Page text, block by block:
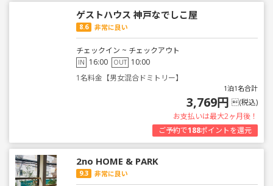
ゲストハウス 神戸なでしこ屋
8.6 非常に良い
チェックイン ~ チェックアウト
IN 16:00 OUT 10:00
1名料金【男女混合ドミトリー】
1泊1名合計
3,769円 (税込)
お支払いは最大2ヶ月後！
ご予約で188ポイントを還元
2no HOME & PARK
9.3 非常に良い